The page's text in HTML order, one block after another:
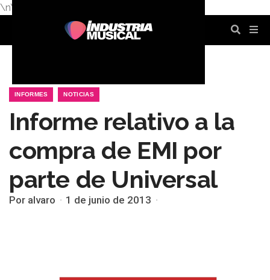
\n\n
INFORMES NOTICIAS
Informe relativo a la
compra de EMI por
parte de Universal
Por alvaro 1 de junio de 2013